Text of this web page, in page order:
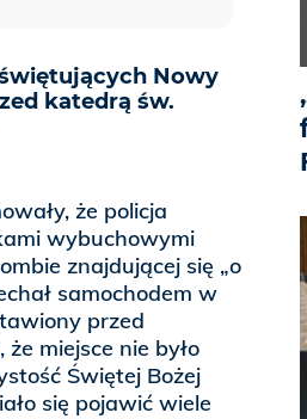
Nowy
katedrą św.
że policja
wybuchowymi
znajdującej się „o
samochodem w
przed
miejsce nie było
Świętej Bożej
się pojawić wiele